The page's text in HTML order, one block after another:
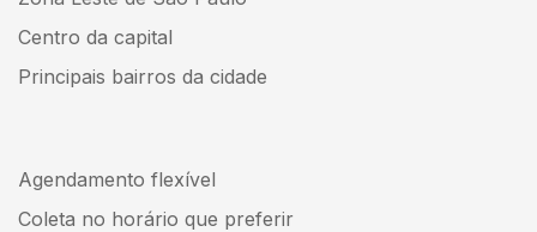
Centro da capital
Principais bairros da cidade
Agendamento flexível
Coleta no horário que preferir